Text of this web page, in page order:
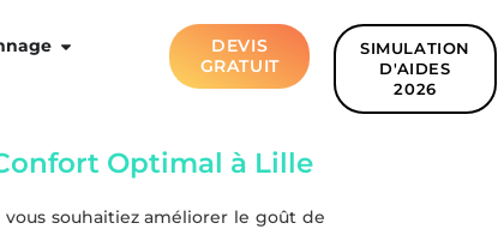
DEVIS
GRATUIT
SIMULATION
D'AIDES
2026
Optimal à Lille
souhaitiez améliorer le goût de